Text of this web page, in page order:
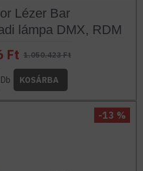
Lézer Bar
lámpa DMX, RDM
Ft 1.050.423 Ft
Db KOSÁRBA
-13 %